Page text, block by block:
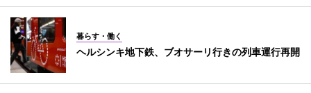
暮らす・働く
ヘルシンキ地下鉄、ブオサーリ行きの列車運行再開